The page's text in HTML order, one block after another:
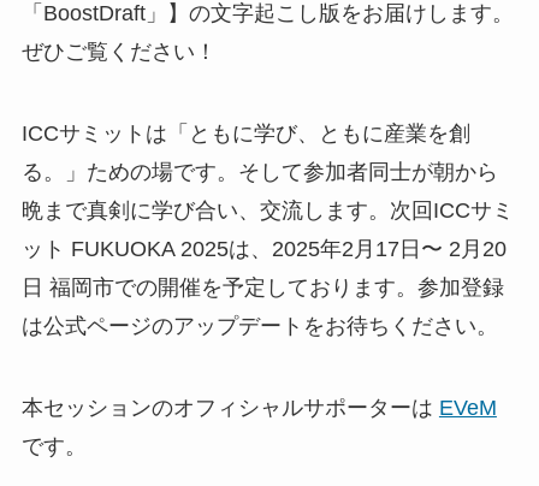
「BoostDraft」】の文字起こし版をお届けします。
ぜひご覧ください！
ICCサミットは「ともに学び、ともに産業を創
る。」ための場です。そして参加者同士が朝から
晩まで真剣に学び合い、交流します。次回ICCサミ
ット FUKUOKA 2025は、2025年2月17日〜 2月20
日 福岡市での開催を予定しております。参加登録
は公式ページのアップデートをお待ちください。
本セッションのオフィシャルサポーターは EVeM
です。